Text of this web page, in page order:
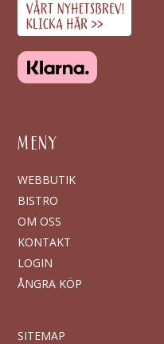
MENY
WEBBUTIK
BISTRO
OM OSS
KONTAKT
LOGIN
ÅNGRA KÖP
SITEMAP